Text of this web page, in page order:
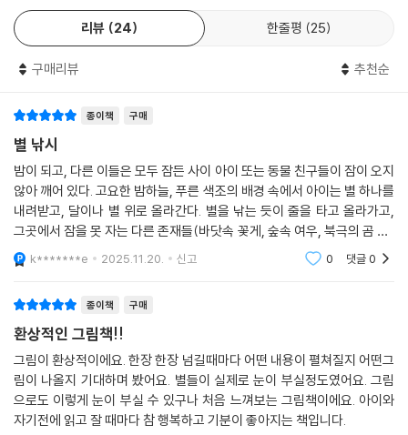
한 마디 한 마디를 통해 아이들은 ‘꼭 잠들지 않아도 괜찮아’라는 위로를 받
을지도 몰라요.
의 끝에는 엄청나게 큰 별 세상이 펼쳐져 있어요. 작가는 잠들고 싶지 않은
멋진 세상을 선물해요. 친구들과 함께 별들 위를 맘껏 뛰어다닐 때마다 어
두웠던 밤하늘이 반짝이는 별들로 더욱 환하게 빛나요. 잠들기 전, 마음껏
뛰어 놀 수 있는 별 세상으로의 초대장이 도착했어요.
잠이 오지 않는 밤, 함께 있어 줄게
말하지 않아도 서로를 헤아리는 마음
어릴 적 누구나 한 번쯤, 달에 살고 있는 토끼에 대해 듣고 상상해 보았을
거예요. 그래서일까. 이 작품 속 토끼도 여러 의미로 독자를 친숙하고 포근
아이를 보며 궁금해 합니다. 귀엽고도 순수한 어린 아이처럼 말이에요. 뿐
만 아니라 친구가 되어 별 세상을 마음껏 함께 뛰어 노는 천진함도 지니고
있지요. 하지만 그러다가도 눈이 감기는 친구들을 하나씩 꼬옥 안아 주며
아무도 깨지 않게 살살 집으로 보내주는 순간을 보면 따듯하고 믿음직한
어른의 모습까지 보여요. 아무 말 없이 함께해주고, 서로의 말을 몰라도 그
마음을 헤아릴 수 있는 친구. 토끼에게는 별을 타고 올라와 별자리를 남겨
리뷰 24 한줄평 25
구매리뷰 추천순
종이책 구매
별 낚시
밤이 되고, 다른 이들은 모두 잠든 사이 아이 또는 동물 친구들이 잠이 오지
않아 깨어 있다. 고요한 밤하늘, 푸른 색조의 배경 속에서 아이는 별 하나를
내려받고, 달이나 별 위로 올라간다. 별을 낚는 듯이 줄을 타고 올라가고,
그곳에서 잠을 못 자는 다른 존재들(바닷속 꽃게, 숲속 여우, 북극의 곰 등)
을 만난다. 함께 노는 동안, 잠들지 못했던 마음과 “혼자라서 무서웠던 밤”,
k*******e 2025.11.20. 신고 0 댓글0
종이책 구매
환상적인 그림책!!
그림이 환상적이에요. 한장 한장 넘길때마다 어떤 내용이 펼쳐질지 어떤그
림이 나올지 기대하며 봤어요. 별들이 실제로 눈이 부실정도였어요. 그림
으로도 이렇게 눈이 부실 수 있구나 처음 느껴보는 그림책이에요. 아이와
자기전에 읽고 잘 때마다 참 행복하고 기분이 좋아지는 책입니다.